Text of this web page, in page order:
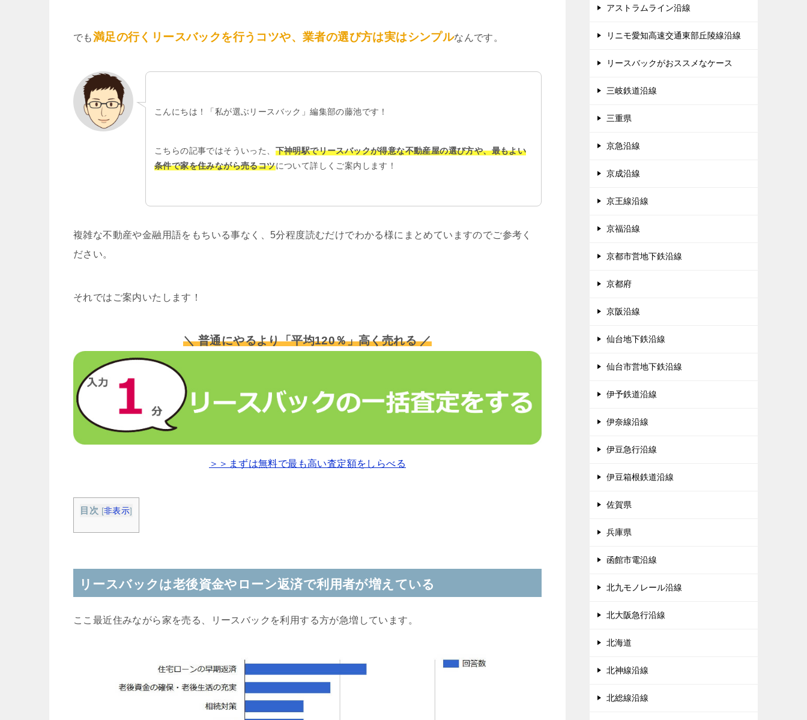
でも満足の行くリースバックを行うコツや、業者の選び方は実はシンプルなんです。
こんにちは！「私が選ぶリースバック」編集部の藤池です！
こちらの記事ではそういった、 下神明駅でリースバックが得意な不動産屋の選び方や、最もよい
条件で家を住みながら売るコツについて詳しくご案内します！
複雑な不動産や金融用語をもちいる事なく、5分程度読むだけでわかる様にまとめていますのでご参考く
ださい。
それではご案内いたします！
＼ 普通にやるより「平均120％」高く売れる ／
＞＞まずは無料で最も高い査定額をしらべる
目次 [非表示]
リースバックは老後資金やローン返済で利用者が増えている
ここ最近住みながら家を売る、リースバックを利用する方が急増しています。
アストラムライン沿線
リニモ愛知高速交通東部丘陵線沿線
リースバックがおススメなケース
三岐鉄道沿線
三重県
京急沿線
京成沿線
京王線沿線
京福沿線
京都市営地下鉄沿線
京都府
京阪沿線
仙台地下鉄沿線
仙台市営地下鉄沿線
伊予鉄道沿線
伊奈線沿線
伊豆急行沿線
伊豆箱根鉄道沿線
佐賀県
兵庫県
函館市電沿線
北九モノレール沿線
北大阪急行沿線
北海道
北神線沿線
北総線沿線